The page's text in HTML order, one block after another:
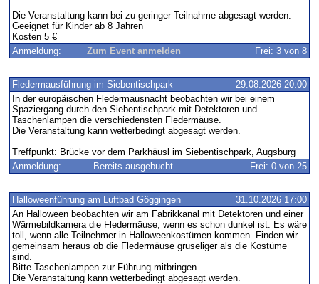
Die Veranstaltung kann bei zu geringer Teilnahme abgesagt werden.
Geeignet für Kinder ab 8 Jahren
Kosten 5 €
Anmeldung:
Zum Event anmelden Frei: 3 von 8
Fledermausführung im Siebentischpark
29.08.2026 20:00
In der europäischen Fledermausnacht beobachten wir bei einem
Spaziergang durch den Siebentischpark mit Detektoren und
Taschenlampen die verschiedensten Fledermäuse.
Die Veranstaltung kann wetterbedingt abgesagt werden.
Treffpunkt: Brücke vor dem Parkhäusl im Siebentischpark, Augsburg
Anmeldung:
Bereits ausgebucht Frei: 0 von 25
Halloweenführung am Luftbad Göggingen
31.10.2026 17:00
An Halloween beobachten wir am Fabrikkanal mit Detektoren und einer
Wärmebildkamera die Fledermäuse, wenn es schon dunkel ist. Es wäre
toll, wenn alle Teilnehmer in Halloweenkostümen kommen. Finden wir
gemeinsam heraus ob die Fledermäuse gruseliger als die Kostüme
sind.
Bitte Taschenlampen zur Führung mitbringen.
Die Veranstaltung kann wetterbedingt abgesagt werden.